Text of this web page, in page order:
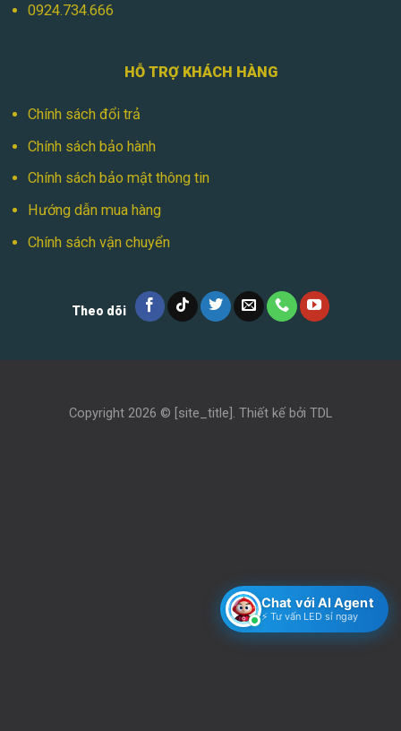
0924.734.666
HỖ TRỢ KHÁCH HÀNG
Chính sách đổi trả
Chính sách bảo hành
Chính sách bảo mật thông tin
Hướng dẫn mua hàng
Chính sách vận chuyển
Theo dõi
Copyright 2026 © [site_title]. Thiết kế bởi TDL
Chat với AI Agent
⚡ Tư vấn LED sỉ ngay